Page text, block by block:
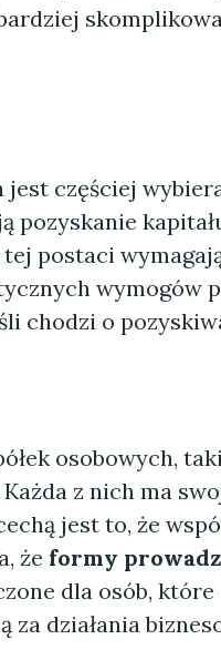
częściej
pozyskanie
postaci
wymogów
chodzi o
osobowych,
z nich ma
jest to, że
że formy
dla osób,
działania